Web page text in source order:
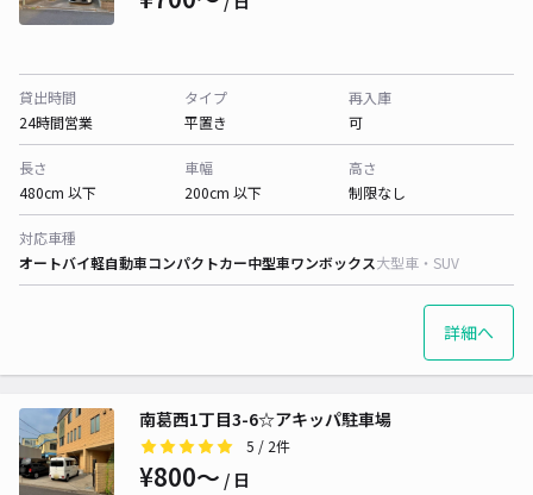
貸出時間
24時間営業
タイプ
平置き
再入庫
可
長さ
480cm 以下
車幅
200cm 以下
高さ
制限なし
対応車種
オートバイ軽自動車コンパクトカー中型車ワンボックス大型車・SUV
詳細へ
南葛西1丁目3-6☆アキッパ駐車場
5 / 2件
¥800〜 / 日